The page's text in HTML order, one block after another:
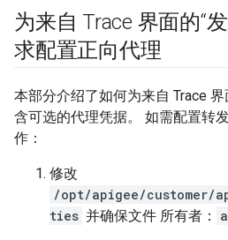
为来自 Trace 界面的“
求配置正向代理
本部分介绍了如何为来自 Trace
含可选的代理凭据。 如需配置转
作：
修改
/opt/apigee/customer/
ties 并确保文件 所有者：